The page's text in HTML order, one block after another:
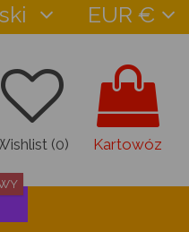
EUR €
(0) Kartowóz